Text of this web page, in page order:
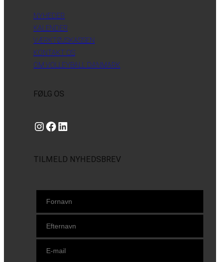
NYHEDER
KALENDER
VÆRKTØJSKASSEN
KONTAKT OS
OM VOLLEYBALL DANMARK
FØLG OS
Instagram https://www.facebook.com/danishbeachvolleytour LinkedIn
TILMELD NYHEDSBREV